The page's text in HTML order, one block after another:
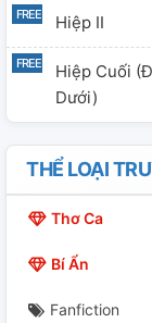
Hiệp II
Hiệp Cuối
Dưới)
THỂ LOẠI
Thơ Ca
Bí Ẩn
Fanfiction